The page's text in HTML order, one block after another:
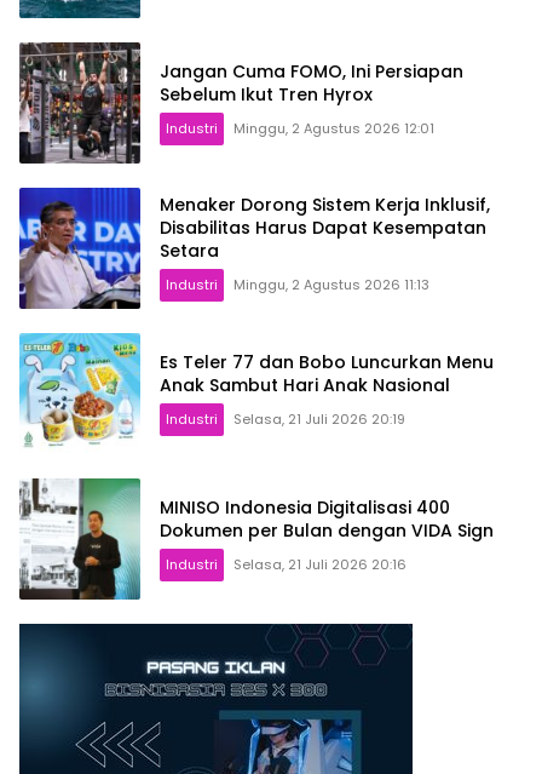
Jangan Cuma FOMO, Ini Persiapan
Sebelum Ikut Tren Hyrox
Industri Minggu, 2 Agustus 2026 12:01
Menaker Dorong Sistem Kerja Inklusif,
Disabilitas Harus Dapat Kesempatan
Setara
Industri Minggu, 2 Agustus 2026 11:13
Es Teler 77 dan Bobo Luncurkan Menu
Anak Sambut Hari Anak Nasional
Industri Selasa, 21 Juli 2026 20:19
MINISO Indonesia Digitalisasi 400
Dokumen per Bulan dengan VIDA Sign
Industri Selasa, 21 Juli 2026 20:16